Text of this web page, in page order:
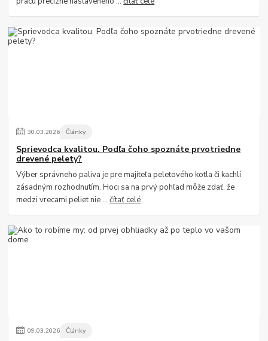
30.03.2026 Články
Sprievodca kvalitou. Podľa čoho spoznáte prvotriedne
drevené pelety?
Výber správneho paliva je pre majiteľa peletového kotla či kachlí
zásadným rozhodnutím. Hoci sa na prvý pohľad môže zdať, že
medzi vrecami peliet nie ...čítať celé
09.03.2026 Články